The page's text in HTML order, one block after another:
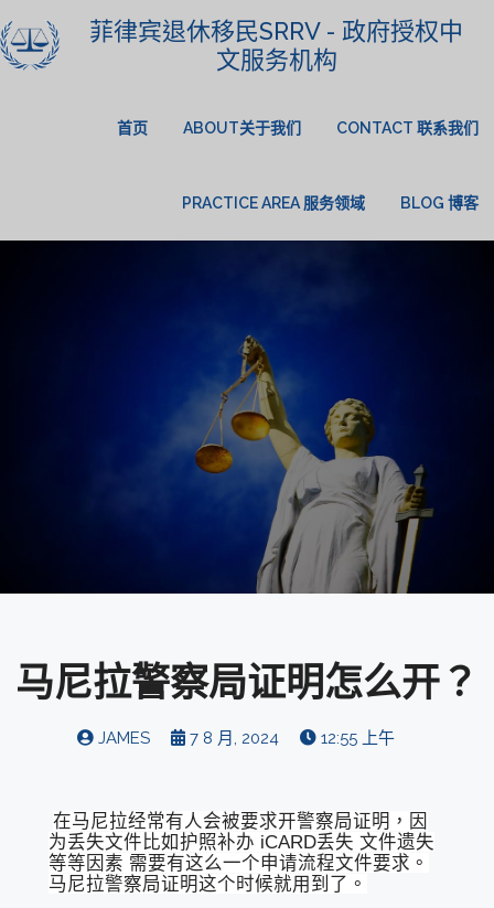
菲律宾退休移民SRRV - 政府授权中
文服务机构
首页 ABOUT关于我们 CONTACT 联系我们
PRACTICE AREA 服务领域 BLOG 博客
马尼拉警察局证明怎么开？
JAMES 7 8 月, 2024 12:55 上午
在马尼拉经常有人会被要求开警察局证明，因
为丢失文件比如护照补办 iCARD丢失 文件遗失
等等因素 需要有这么一个申请流程文件要求。
马尼拉警察局证明这个时候就用到了。